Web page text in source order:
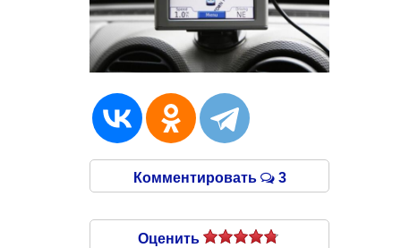
Комментировать 3
Оценить